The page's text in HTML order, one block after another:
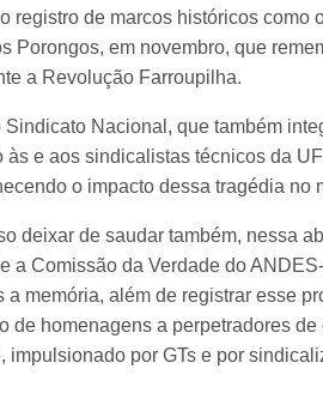
registro de marcos históricos como
Porongos, em novembro, que
a Revolução Farroupilha.
Sindicato Nacional, que também
às e aos sindicalistas técnicos da
o impacto dessa tragédia no
deixar de saudar também, nessa
a Comissão da Verdade do
a memória, além de registrar esse
de homenagens a perpetradores
impulsionado por GTs e por